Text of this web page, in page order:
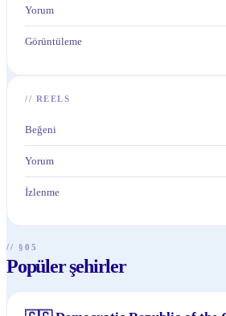
Yorum
Görüntüleme
// REELS
Beğeni
Yorum
İzlenme
// §05
Popüler şehirler